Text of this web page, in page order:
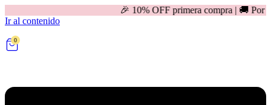
🎉 10% OFF primera compra | 🚚 Por compras
Ir al contenido
0